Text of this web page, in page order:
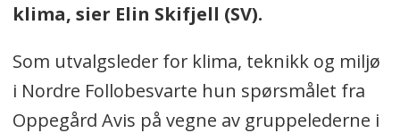
klima, sier Elin Skifjell (SV).
Som utvalgsleder for klima, teknikk og miljø
i Nordre Follobesvarte hun spørsmålet fra
Oppegård Avis på vegne av gruppelederne i